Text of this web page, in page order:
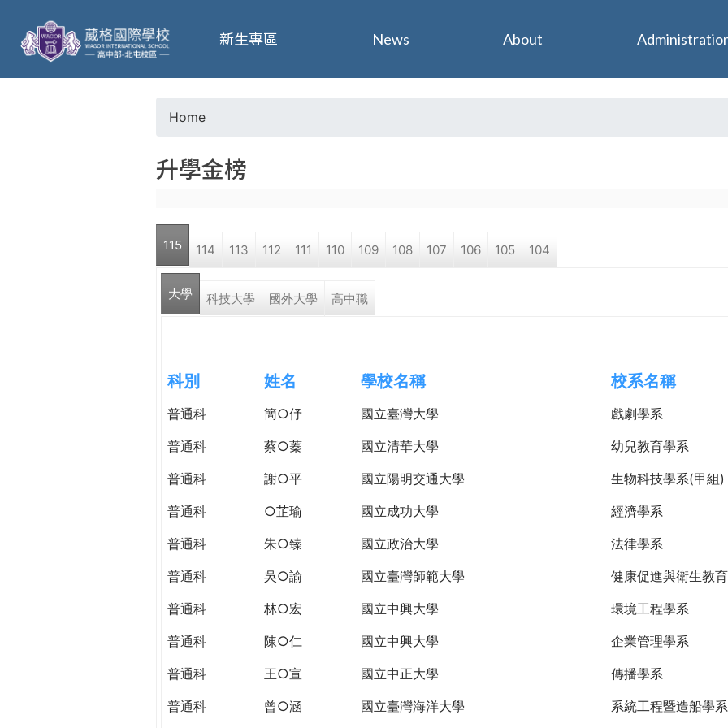
葳
格
o
u
a
r
h
e
r
Home
升學金榜
115 114 113 112 111 110 109 108 107 106 105 104
大學 科技大學 國外大學 高中職
科別 姓名 學校名稱 校系名稱
普通科 簡○伃 國立臺灣大學
戲劇學系
普通科
蔡○蓁 國立清華大學
幼兒教育學系
普通科
謝○平 國立陽明交通大學
生物科技學系(甲組)
普通科
○芷瑜 國立成功大學
經濟學系
普通科
朱○臻 國立政治大學
法律學系
普通科
吳○諭 國立臺灣師範大學
健康促進與衛生教
普通科
林○宏 國立中興大學
環境工程學系
普通科
陳○仁 國立中興大學
企業管理學系
普通科
王○宣 國立中正大學
傳播學系
普通科
曾○涵 國立臺灣海洋大學 系統工程暨造船學系
新生專區 News About